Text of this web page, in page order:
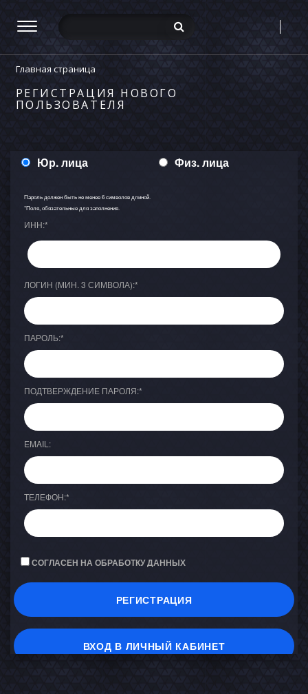
Главная страница
РЕГИСТРАЦИЯ НОВОГО
ПОЛЬЗОВАТЕЛЯ
Юр. лица Физ. лица
Пароль должен быть не менее 6 символов длиной.
*Поля, обязательные для заполнения.
ИНН:*
ЛОГИН (МИН. 3 СИМВОЛА):*
ПАРОЛЬ:*
ПОДТВЕРЖДЕНИЕ ПАРОЛЯ:*
EMAIL:
ТЕЛЕФОН:*
СОГЛАСЕН НА ОБРАБОТКУ ДАННЫХ
ВХОД В ЛИЧНЫЙ КАБИНЕТ